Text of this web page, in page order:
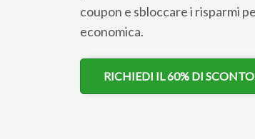
coupon e sbloccare i risparmi
economica.
RICHIEDI IL 60% DI SCONTO